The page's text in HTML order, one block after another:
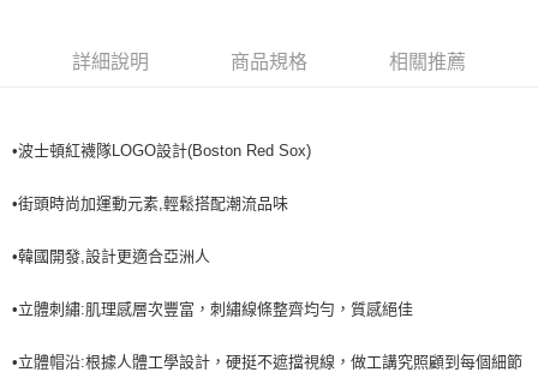
7-11取貨付款<未取貨列黑名單/不支援離島取退>
每筆NT$60，滿NT$499(含以上)免運費
宅配滿699免運
詳細說明 商品規格 相關推薦
•波士頓紅襪隊LOGO設計(Boston Red Sox)
•街頭時尚加運動元素,輕鬆搭配潮流品味
•韓國開發,設計更適合亞洲人
•立體刺繡:肌理感層次豐富，刺繡線條整齊均勻，質感絕佳
•立體帽沿:根據人體工學設計，硬挺不遮擋視線，做工講究照顧到每個細節